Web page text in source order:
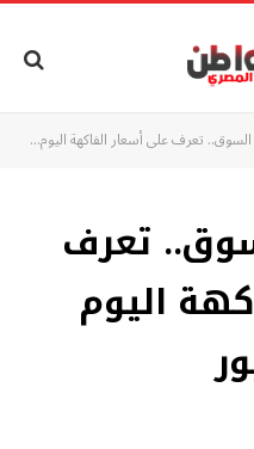
تعرف على أسعار الفاكهة اليوم الثلاثاء في العبور
تعرف
اليوم